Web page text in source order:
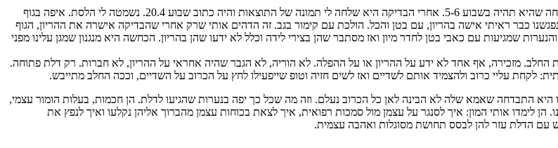
הצעד הבא היה לעשות אולטראסאונד שמראה את גיל ההריון. ממה שהיא סיפרה, הייתי בטוחה שהיא תהיה בשבוע 5-6. אחרי הבדיקה היא שלחה לי תמונה של התוצאות והיה כתוב שבוע 20.4. נשמטה לי הלסת. איפה בגוף
כבר ראיתי אישה בהריון, עם בטן והכל. הולכת עם קימור בגב. זה הדהים אותי שרק אחרי שהבדיקה אישרה את ההריון, הגוף
שמגיעות עם כאבי בטן לחדר מיון ואז מסתבר שהן בצירי לידה וכלל לא ידעו שהן בהריון. הכחשה היא מנגנון שמגן עלינו מפני
מזכירה, אף אחד לא ידע על ההריון או על ההפלה. לא הוריה, לא הגבר שהיה אחראי על ההריון, לא חברות. רק דלת פתוחה.
לקחת עליי כרוב ולהצמיד אותם לשדיים ואז לשים חזיה וטופ שייפעילו לחץ על הכרוב על השדיים, וככה החלב מתייבש.
התבדחה שאמא שלה לא הבינה לאן כל הכרוב נעלם. וזה מה שכל כך יפה בנערות שהגיעו לדלת. הן חכמות, בעלות הומור עצמי,
הן לימדו אותי המון: איך לסנגר על עצמן מול סמכות רפואית, איך לצאת בכוחות עצמן מהברוך אליהן נקלעו ואיך לנפץ את
עם הדלת עזר להן לבסס תחושת מסוגלות ואהבה עצמית.